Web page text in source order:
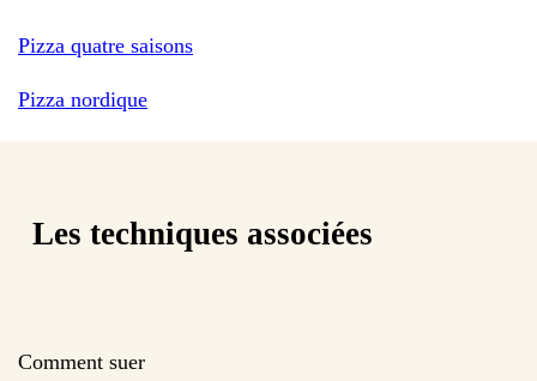
Pizza quatre saisons
Pizza nordique
Les techniques associées
Comment suer